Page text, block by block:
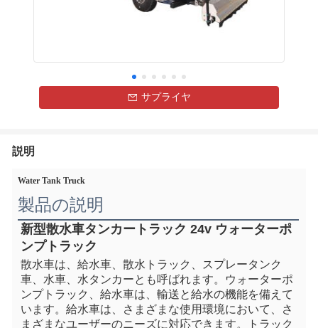
サプライヤ
説明
Water Tank Truck
製品の説明
新型散水車タンカートラック 24v ウォーターポ
ンプトラック
散水車は、給水車、散水トラック、スプレータンク
車、水車、水タンカーとも呼ばれます。
ウォーターポ
ンプトラック、 給水車は、輸送と給水の機能を備えて
います。給水車は、さまざまな使用環境において、さ
まざまなユーザーのニーズに対応できます。トラック